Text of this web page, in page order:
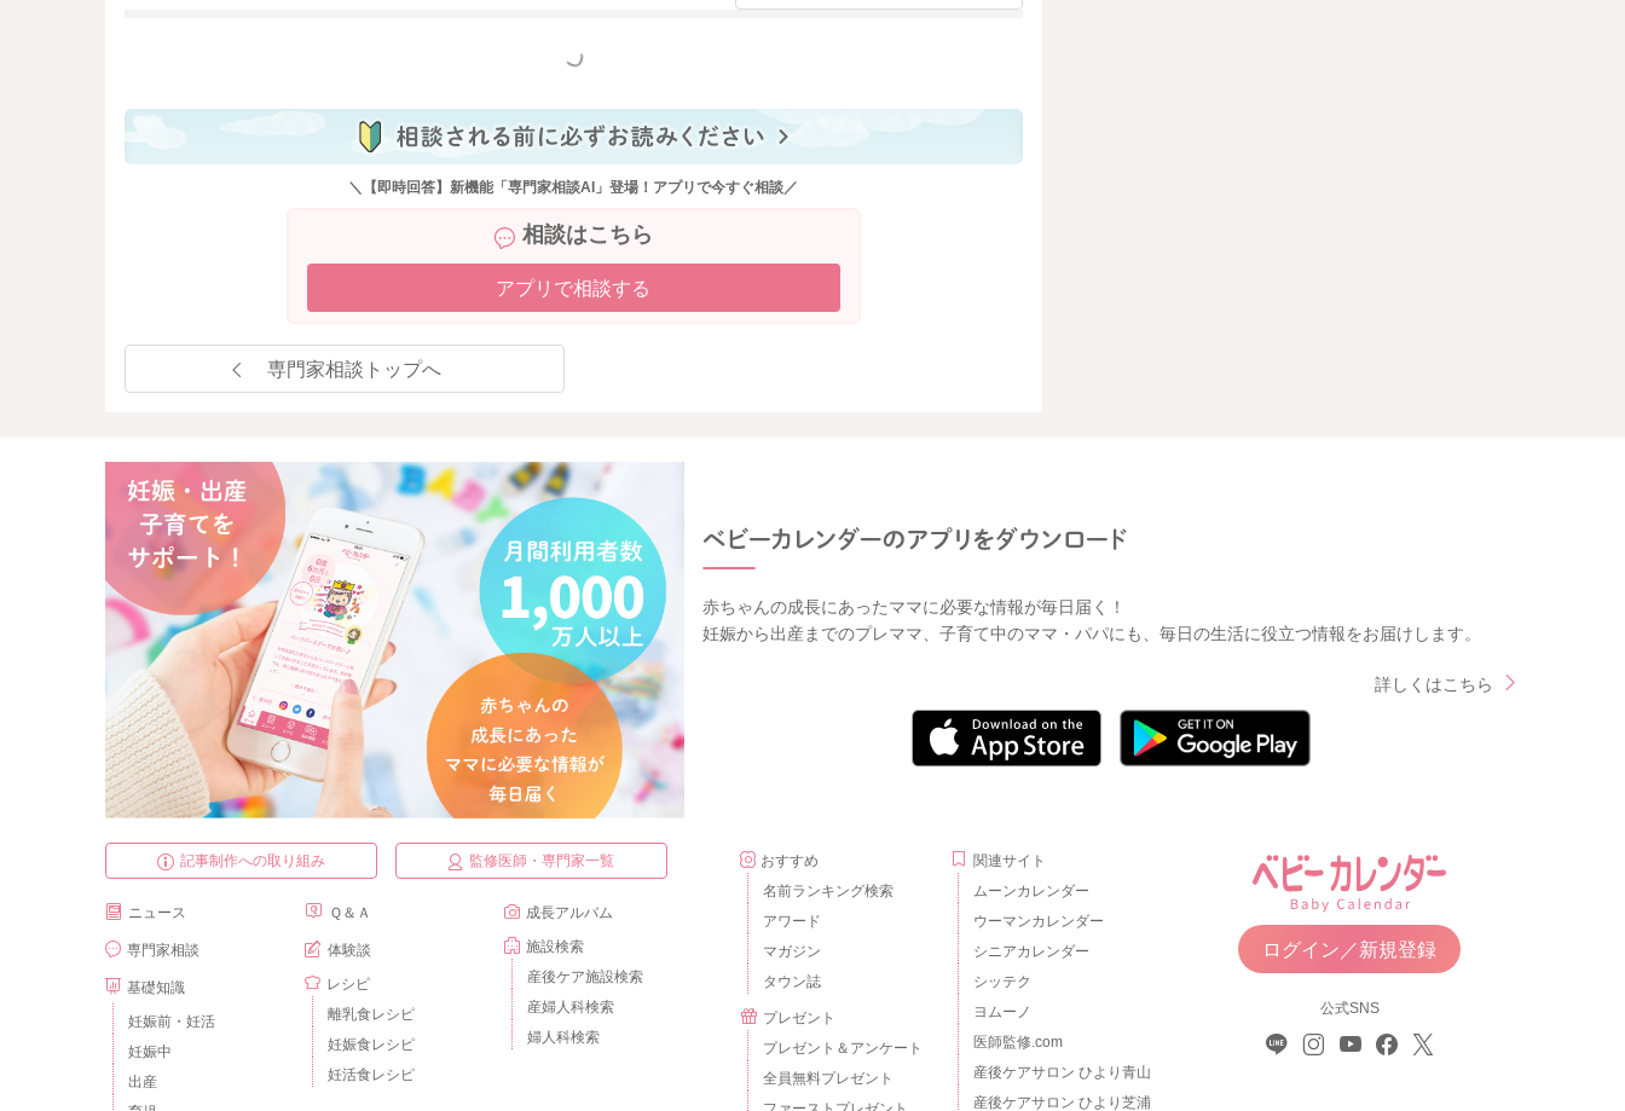
もっと見る
＼【即時回答】新機能「専門家相談AI」登場！アプリで今すぐ相談／
相談はこちら
アプリで相談する
専門家相談トップへ
赤ちゃんの成長にあったママに必要な情報が毎日届く！
妊娠から出産までのプレママ、子育て中のママ・パパにも、毎日の生活に役立つ情報をお届けします。
詳しくはこちら
記事制作への取り組み 監修医師・専門家一覧
ニュース
専門家相談
基礎知識
妊娠前・妊活
妊娠中
出産
Ｑ＆Ａ
体験談
レシピ
離乳食レシピ
妊娠食レシピ
妊活食レシピ
成長アルバム
施設検索
産後ケア施設検索
産婦人科検索
婦人科検索
おすすめ
名前ランキング検索
アワード
マガジン
タウン誌
プレゼント
プレゼント＆アンケート
全員無料プレゼント
関連サイト
ムーンカレンダー
ウーマンカレンダー
シニアカレンダー
シッテク
ヨムーノ
医師監修.com
産後ケアサロン ひより青山
産後ケアサロン ひより芝浦
ログイン／新規登録
公式SNS